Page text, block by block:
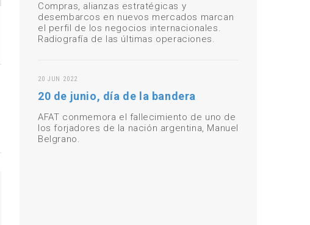
Compras, alianzas estratégicas y
desembarcos en nuevos mercados marcan
el perfil de los negocios internacionales.
Radiografía de las últimas operaciones.
20 JUN 2022
20 de junio, día de la bandera
AFAT conmemora el fallecimiento de uno de
los forjadores de la nación argentina, Manuel
Belgrano.